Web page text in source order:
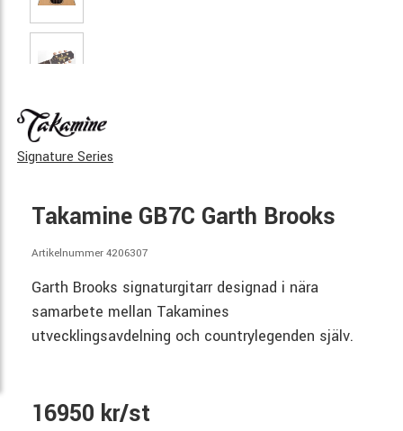
Signature Series
Takamine GB7C Garth Brooks
Artikelnummer 4206307
Garth Brooks signaturgitarr designad i nära
samarbete mellan Takamines
utvecklingsavdelning och countrylegenden själv.
16950 kr/st